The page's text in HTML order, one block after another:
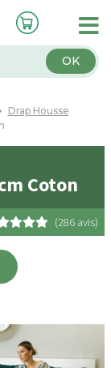
OK
Drap Housse
Coton
(286 avis)